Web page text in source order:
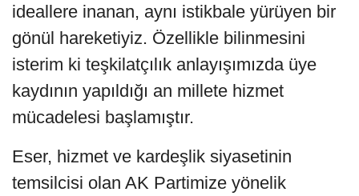
ideallere inanan, aynı istikbale yürüyen bir
gönül hareketiyiz. Özellikle bilinmesini
isterim ki teşkilatçılık anlayışımızda üye
kaydının yapıldığı an millete hizmet
mücadelesi başlamıştır.
Eser, hizmet ve kardeşlik siyasetinin
temsilcisi olan AK Partimize yönelik